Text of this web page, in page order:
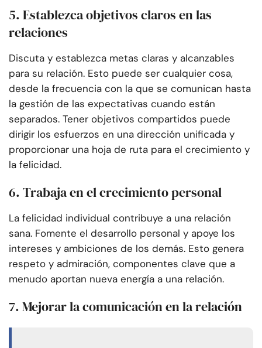
5. Establezca objetivos claros en las
relaciones
Discuta y establezca metas claras y alcanzables
para su relación. Esto puede ser cualquier cosa,
desde la frecuencia con la que se comunican hasta
la gestión de las expectativas cuando están
separados. Tener objetivos compartidos puede
dirigir los esfuerzos en una dirección unificada y
proporcionar una hoja de ruta para el crecimiento y
la felicidad.
6. Trabaja en el crecimiento personal
La felicidad individual contribuye a una relación
sana. Fomente el desarrollo personal y apoye los
intereses y ambiciones de los demás. Esto genera
respeto y admiración, componentes clave que a
menudo aportan nueva energía a una relación.
7. Mejorar la comunicación en la relación